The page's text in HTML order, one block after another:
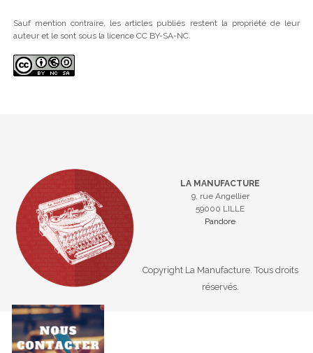
Sauf mention contraire, les articles publiés restent la propriété de leur
auteur et le sont sous la licence CC BY-SA-NC.
LA MANUFACTURE
9, rue Angellier
59000 LILLE
Pandore
Copyright La Manufacture. Tous droits
réservés.